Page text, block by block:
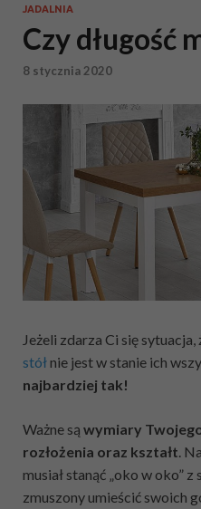
JADALNIA
Czy długość
8 stycznia 2020
Jeżeli zdarza Ci się
stółnie jest w stanie ich
najbardziej tak!
Ważne są wymiary
rozłożenia oraz kształt.
musiał stanąć „oko w oko”
zmuszony umieścić swoich